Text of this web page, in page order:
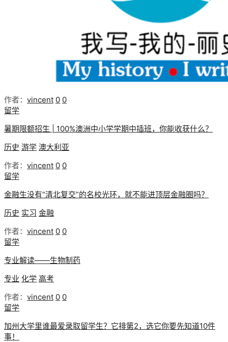
作者： vincent 0 0
留学
暑期限额招生 | 100%澳洲中小学学期中插班，你能收获什么？
历史 游学 澳大利亚
作者： vincent 0 0
留学
金融生没有“清北复交”的名校光环，就不能进顶层金融圈吗？
历史 实习 金融
作者： vincent 0 0
留学
专业解读——生物制药
专业 化学 高考
作者： vincent 0 0
留学
加州大学里谁最爱录取留学生？它排第2，选它你要先知道10件
事！